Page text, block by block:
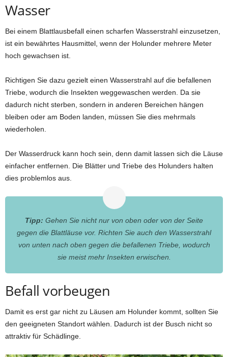
Wasser
Bei einem Blattlausbefall einen scharfen Wasserstrahl einzusetzen,
ist ein bewährtes Hausmittel, wenn der Holunder mehrere Meter
hoch gewachsen ist.
Richtigen Sie dazu gezielt einen Wasserstrahl auf die befallenen
Triebe, wodurch die Insekten weggewaschen werden. Da sie
dadurch nicht sterben, sondern in anderen Bereichen hängen
bleiben oder am Boden landen, müssen Sie dies mehrmals
wiederholen.
Der Wasserdruck kann hoch sein, denn damit lassen sich die Läuse
einfacher entfernen. Die Blätter und Triebe des Holunders halten
dies problemlos aus.
Tipp: Gehen Sie nicht nur von oben oder von der Seite
gegen die Blattläuse vor. Richten Sie auch den Wasserstrahl
von unten nach oben gegen die befallenen Triebe, wodurch
sie meist mehr Insekten erwischen.
Befall vorbeugen
Damit es erst gar nicht zu Läusen am Holunder kommt, sollten Sie
den geeigneten Standort wählen. Dadurch ist der Busch nicht so
attraktiv für Schädlinge.